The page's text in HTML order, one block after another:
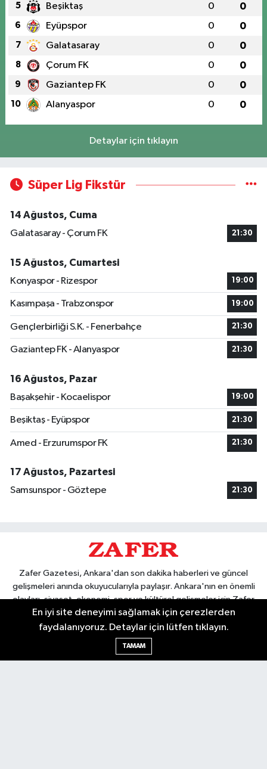
5 Beşiktaş 0 0
6 Eyüpspor 0 0
7 Galatasaray 0 0
8 Çorum FK 0 0
9 Gaziantep FK 0 0
10 Alanyaspor 0 0
Detaylar için tıklayın
Süper Lig Fikstür
14 Ağustos, Cuma
Galatasaray - Çorum FK
21:30
15 Ağustos, Cumartesi
Konyaspor - Rizespor
19:00
Kasımpaşa - Trabzonspor 19:00
Gençlerbirliği S.K. - Fenerbahçe 21:30
Gaziantep FK - Alanyaspor 21:30
16 Ağustos, Pazar
Başakşehir - Kocaelispor
19:00
Beşiktaş - Eyüpspor 21:30
Amed - Erzurumspor FK 21:30
17 Ağustos, Pazartesi
Samsunspor - Göztepe
21:30
Zafer Gazetesi, Ankara'dan son dakika haberleri ve güncel
gelişmeleri anında okuyucularıyla paylaşır. Ankara'nın en önemli
olayları, siyaset, ekonomi, spor ve kültürel gelişmeler için Zafer
Gazetesi'ni takip edin. Başkentin güvendiği haber kaynağı.
En iyi site deneyimi sağlamak için çerezlerden
faydalanıyoruz. Detaylar için lütfen tıklayın.
TAMAM